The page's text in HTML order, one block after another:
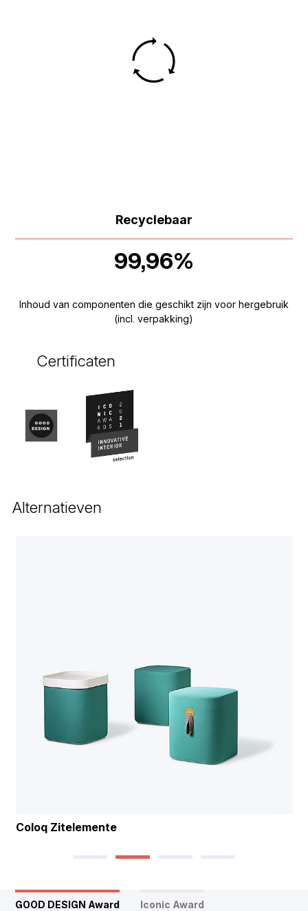
Recyclebaar
99,96%
Inhoud van componenten die geschikt zijn voor hergebruik
(incl. verpakking)
Certificaten
Alternatieven
Coloq Zitelemente
GOOD DESIGN Award Iconic Award